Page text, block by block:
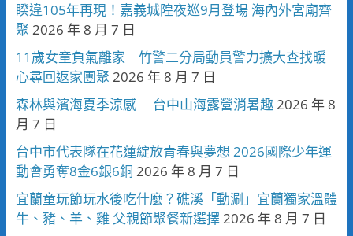
睽違105年再現！嘉義城隍夜巡9月登場 海內外宮廟齊
聚 2026 年 8 月 7 日
11歲女童負氣離家 竹警二分局動員警力擴大查找暖
心尋回返家團聚 2026 年 8 月 7 日
森林與濱海夏季涼感 台中山海露營消暑趣2026 年 8
月 7 日
台中市代表隊在花蓮綻放青春與夢想 2026國際少年運
動會勇奪8金6銀6銅 2026 年 8 月 7 日
宜蘭童玩節玩水後吃什麼？礁溪「動涮」宜蘭獨家溫體
牛、豬、羊、雞 父親節聚餐新選擇2026 年 8 月 7 日